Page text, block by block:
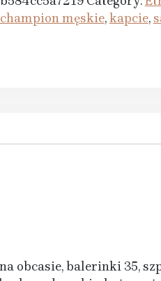
męskie,kapcie,
obcasie, balerinki 35,